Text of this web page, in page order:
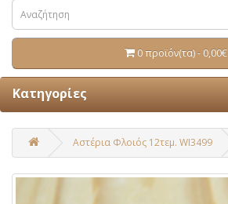
0 προϊόν(τα) - 0,00€
Κατηγορίες
Αστέρια Φλοιός 12τεμ. WI3499